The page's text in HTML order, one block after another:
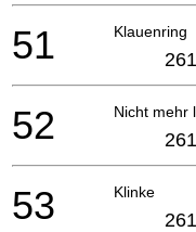
Klauenring
51
Nicht mehr
52
Klinke
53